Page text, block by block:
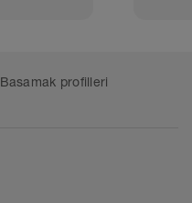
Basamak profilleri